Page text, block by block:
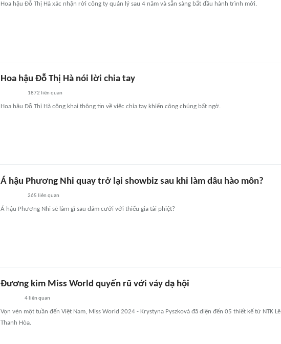
Hoa hậu Đỗ Thị Hà xác nhận rời công ty quản lý sau 4 năm và sẵn sàng bắt đầu hành trình mới.
Hoa hậu Đỗ Thị Hà nói lời chia tay
1872 liên quan
Hoa hậu Đỗ Thị Hà công khai thông tin về việc chia tay khiến công chúng bất ngờ.
Á hậu Phương Nhi quay trở lại showbiz sau khi làm dâu hào môn?
265 liên quan
Á hậu Phương Nhi sẽ làm gì sau đám cưới với thiếu gia tài phiệt?
Đương kim Miss World quyến rũ với váy dạ hội
4liên quan
Vọn vẻn một tuần đến Việt Nam, Miss World 2024 - Krystyna Pyszková đã diện đến 05 thiết kế từ NTK Lê
Thanh Hòa.